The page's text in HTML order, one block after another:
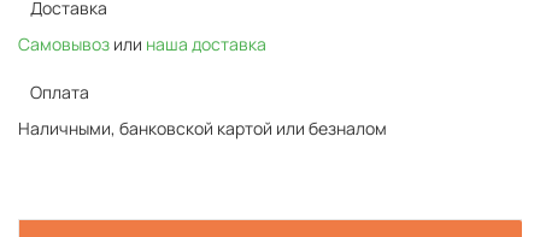
Доставка
Самовывоз или наша доставка
Оплата
Наличными, банковской картой или безналом